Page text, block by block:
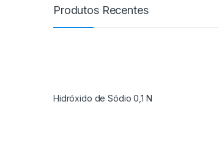
Produtos Recentes
Hidróxido de Sódio 0,1 N